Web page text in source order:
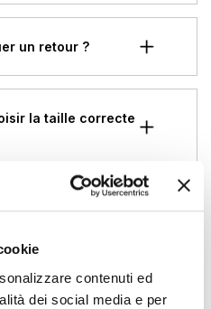
contenuti ed
dei social media e per
un retour ?
la taille correcte
la pointure correcte
? Et si le